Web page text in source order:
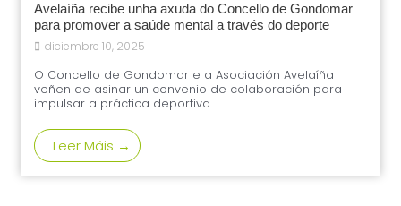
Avelaíña recibe unha axuda do Concello de Gondomar
para promover a saúde mental a través do deporte
diciembre 10, 2025
O Concello de Gondomar e a Asociación Avelaíña
veñen de asinar un convenio de colaboración para
impulsar a práctica deportiva ...
Leer Máis →